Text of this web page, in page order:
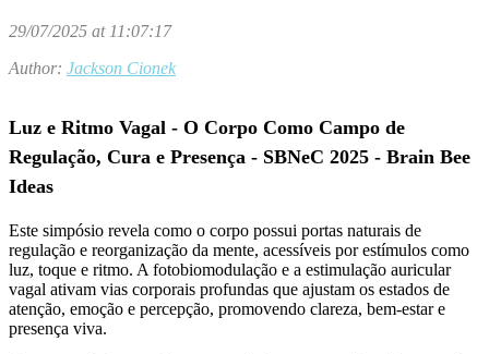
29/07/2025 at 11:07:17
Author: Jackson Cionek
Luz e Ritmo Vagal - O Corpo Como Campo de
Regulação, Cura e Presença - SBNeC 2025 - Brain Bee
Ideas
Este simpósio revela como o corpo possui portas naturais de
regulação e reorganização da mente, acessíveis por estímulos como
luz, toque e ritmo. A fotobiomodulação e a estimulação auricular
vagal ativam vias corporais profundas que ajustam os estados de
atenção, emoção e percepção, promovendo clareza, bem-estar e
presença viva.